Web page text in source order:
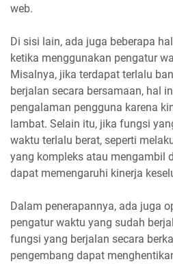
web.
Di sisi lain, ada juga beberapa
ketika menggunakan pengatur
Misalnya, jika terdapat terlalu
berjalan secara bersamaan, hal
pengalaman pengguna karena
lambat. Selain itu, jika fungsi
waktu terlalu berat, seperti
yang kompleks atau mengambil
dapat memengaruhi kinerja
Dalam penerapannya, ada juga
pengatur waktu yang sudah
fungsi yang berjalan secara
pengembang dapat